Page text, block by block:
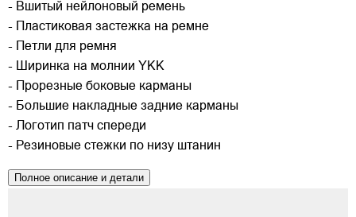
- Вшитый нейлоновый ремень
- Пластиковая застежка на ремне
- Петли для ремня
- Ширинка на молнии YKK
- Прорезные боковые карманы
- Большие накладные задние карманы
- Логотип патч спереди
- Резиновые стежки по низу штанин
Полное описание и детали